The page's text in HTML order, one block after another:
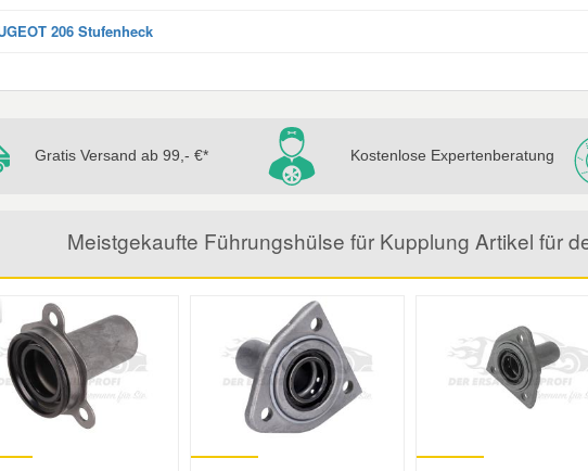
206 Stufenheck
Gratis Versand ab 99,- €* Kostenlose Expertenberatung
Meistgekaufte Führungshülse für Kupplung Artikel für